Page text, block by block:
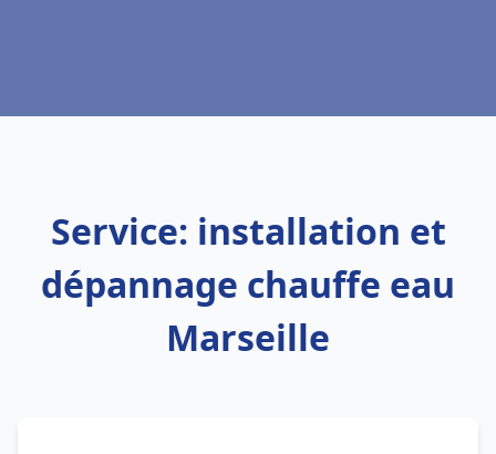
Service: installation et
dépannage chauffe eau
Marseille